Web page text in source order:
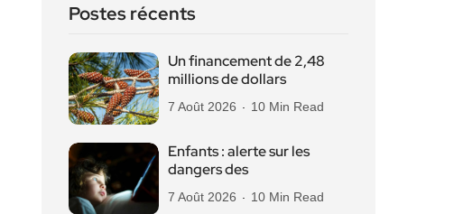
Postes récents
Un financement de 2,48
millions de dollars
7 Août 2026 10 Min Read
Enfants : alerte sur les
dangers des
7 Août 2026 10 Min Read